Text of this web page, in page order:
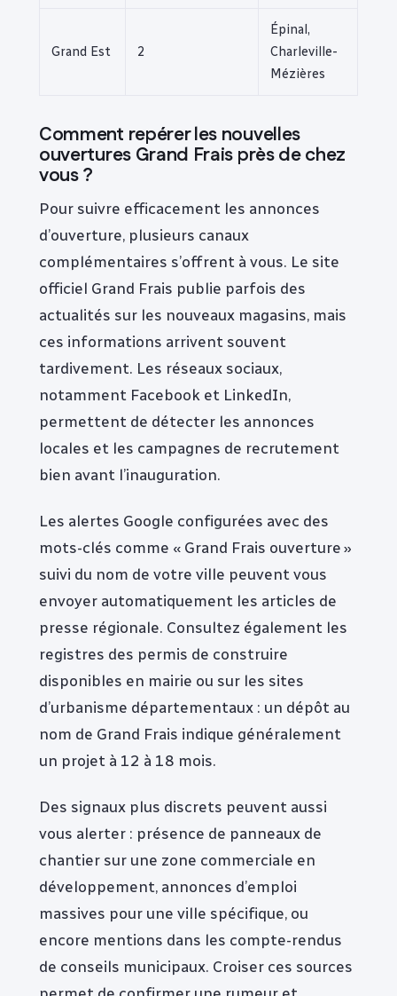
Grand Est 2
Épinal,
Charleville-
Mézières
Comment repérer les nouvelles
ouvertures Grand Frais près de chez
vous ?
Pour suivre efficacement les annonces
d’ouverture, plusieurs canaux
complémentaires s’offrent à vous. Le site
officiel Grand Frais publie parfois des
actualités sur les nouveaux magasins, mais
ces informations arrivent souvent
tardivement. Les réseaux sociaux,
notamment Facebook et LinkedIn,
permettent de détecter les annonces
locales et les campagnes de recrutement
bien avant l’inauguration.
Les alertes Google configurées avec des
mots-clés comme « Grand Frais ouverture »
suivi du nom de votre ville peuvent vous
envoyer automatiquement les articles de
presse régionale. Consultez également les
registres des permis de construire
disponibles en mairie ou sur les sites
d’urbanisme départementaux : un dépôt au
nom de Grand Frais indique généralement
un projet à 12 à 18 mois.
Des signaux plus discrets peuvent aussi
vous alerter : présence de panneaux de
chantier sur une zone commerciale en
développement, annonces d’emploi
massives pour une ville spécifique, ou
encore mentions dans les compte-rendus
de conseils municipaux. Croiser ces sources